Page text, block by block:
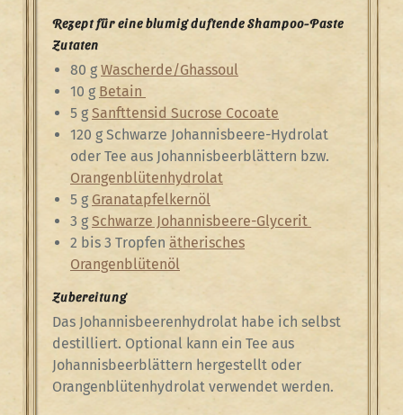
Rezept für eine blumig duftende Shampoo-Paste
Zutaten
80 gWascherde/Ghassoul
10 g Betain
5 g Sanfttensid Sucrose Cocoate
120 g Schwarze Johannisbeere-Hydrolat
oder Tee aus Johannisbeerblättern bzw.
Orangenblütenhydrolat
5 g Granatapfelkernöl
3 g Schwarze Johannisbeere-Glycerit
2 bis 3 Tropfen ätherisches
Orangenblütenöl
Zubereitung
Das Johannisbeerenhydrolat habe ich selbst
destilliert. Optional kann ein Tee aus
Johannisbeerblättern hergestellt oder
Orangenblütenhydrolat verwendet werden.